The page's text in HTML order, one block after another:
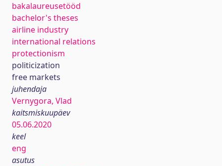
bakalaureusetööd
bachelor's theses
airline industry
international relations
protectionism
politicization
free markets
juhendaja
Vernygora, Vlad
kaitsmiskuupäev
05.06.2020
keel
eng
asutus